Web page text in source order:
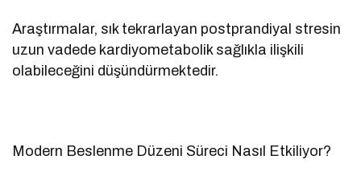
Araştırmalar, sık tekrarlayan postprandiyal stresin
uzun vadede kardiyometabolik sağlıkla ilişkili
olabileceğini düşündürmektedir.
Modern Beslenme Düzeni Süreci Nasıl Etkiliyor?